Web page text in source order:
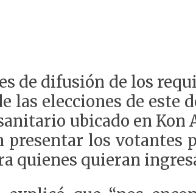
de difusión de los
las elecciones de este
ubicado en
presentar los
quienes quieran